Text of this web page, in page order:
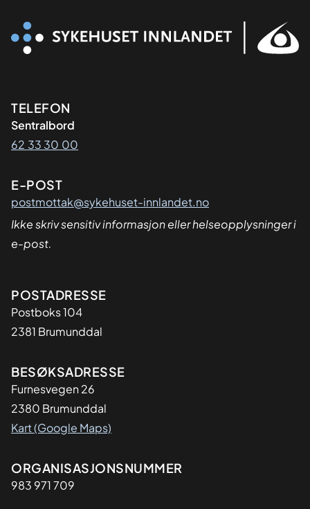
Kontaktinformasjon
TELEFON
Sentralbord
62 33 30 00
E-POST
postmottak@sykehuset-innlandet.no
Ikke skriv sensitiv informasjon eller helseopplysninger i
e-post.
Adresse
POSTADRESSE
Postboks 104
2381 Brumunddal
BESØKSADRESSE
Furnesvegen 26
2380 Brumunddal
Kart (Google Maps)
Organisasjon
ORGANISASJONSNUMMER
983 971 709